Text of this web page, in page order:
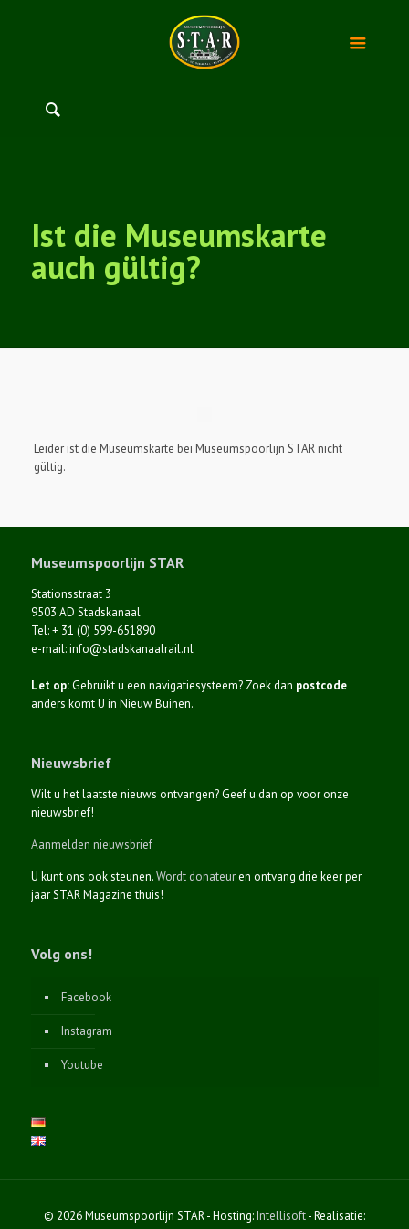
Ist die Museumskarte
auch gültig?
Leider ist die Museumskarte bei Museumspoorlijn STAR nicht
gültig.
Museumspoorlijn STAR
Stationsstraat 3
9503 AD Stadskanaal
Tel: + 31 (0) 599-651890
e-mail: info@stadskanaalrail.nl
Let op:Gebruikt u een navigatiesysteem? Zoek dan postcode
anders komt U in Nieuw Buinen.
Nieuwsbrief
Wilt u het laatste nieuws ontvangen? Geef u dan op voor onze
nieuwsbrief!
Aanmelden nieuwsbrief
U kunt ons ook steunen.Wordt donateuren ontvang drie keer per
jaar STAR Magazine thuis!
Volg ons!
Facebook
Instagram
Youtube
© 2026 Museumspoorlijn STAR - Hosting:Intellisoft- Realisatie: